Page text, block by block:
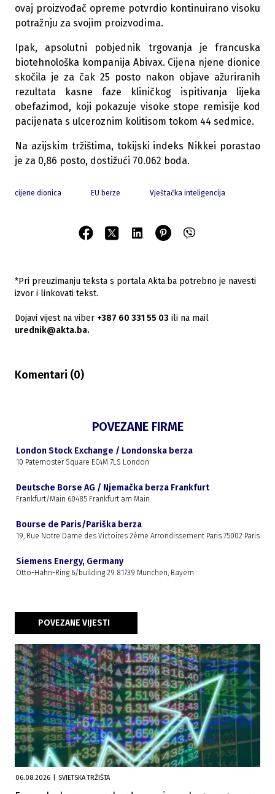
ovaj proizvođač opreme potvrdio kontinuirano visoku
potražnju za svojim proizvodima.
Ipak, apsolutni pobjednik trgovanja je francuska
biotehnološka kompanija Abivax. Cijena njene dionice
skočila je za čak 25 posto nakon objave ažuriranih
rezultata kasne faze kliničkog ispitivanja lijeka
obefazimod, koji pokazuje visoke stope remisije kod
pacijenata s ulceroznim kolitisom tokom 44 sedmice.
Na azijskim tržištima, tokijski indeks Nikkei porastao
je za 0,86 posto, dostižući 70.062 boda.
cijene dionica EU berze Vještačka inteligencija
*Pri preuzimanju teksta s portala Akta.ba potrebno je navesti
izvor i linkovati tekst.
Dojavi vijest na viber +387 60 331 55 03 ili na mail
urednik@akta.ba.
Komentari (0)
POVEZANE FIRME
London Stock Exchange / Londonska berza
10 Paternoster Square EC4M 7LS London
Deutsche Borse AG / Njemačka berza Frankfurt
Frankfurt/Main 60485 Frankfurt am Main
Bourse de Paris/Pariška berza
19, Rue Notre Dame des Victoires 2ème Arrondissement Paris 75002 Paris
Siemens Energy, Germany
Otto-Hahn-Ring 6/building 29 81739 Munchen, Bayern
POVEZANE VIJESTI
06.08.2026 SVJETSKA TRŽIŠTA